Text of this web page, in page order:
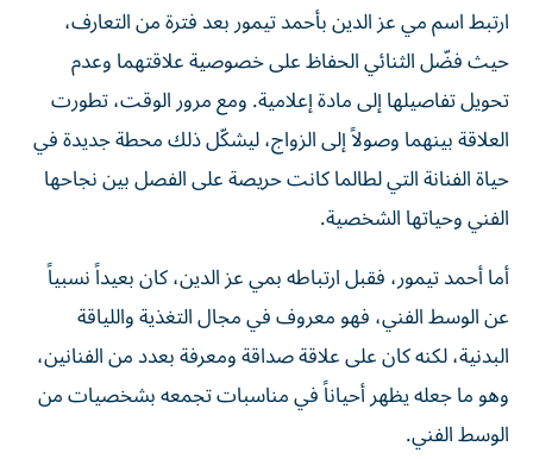
ارتبط اسم مي عز الدين بأحمد تيمور بعد فترة من التعارف،
حيث فضّل الثنائي الحفاظ على خصوصية علاقتهما وعدم
تحويل تفاصيلها إلى مادة إعلامية. ومع مرور الوقت، تطورت
العلاقة بينهما وصولاً إلى الزواج، ليشكّل ذلك محطة جديدة في
حياة الفنانة التي لطالما كانت حريصة على الفصل بين نجاحها
الفني وحياتها الشخصية.
أما أحمد تيمور، فقبل ارتباطه بمي عز الدين، كان بعيداً نسبياً
عن الوسط الفني، فهو معروف في مجال التغذية واللياقة
البدنية، لكنه كان على علاقة صداقة ومعرفة بعدد من الفنانين،
وهو ما جعله يظهر أحياناً في مناسبات تجمعه بشخصيات من
الوسط الفني.